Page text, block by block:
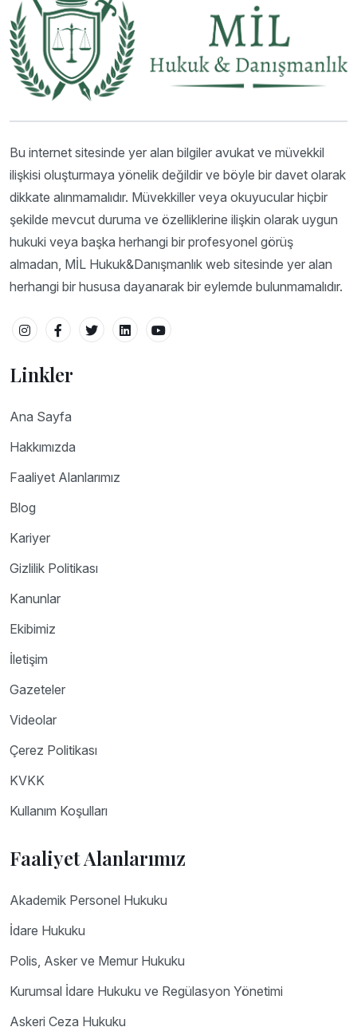
Bu internet sitesinde yer alan bilgiler avukat ve müvekkil
ilişkisi oluşturmaya yönelik değildir ve böyle bir davet olarak
dikkate alınmamalıdır. Müvekkiller veya okuyucular hiçbir
şekilde mevcut duruma ve özelliklerine ilişkin olarak uygun
hukuki veya başka herhangi bir profesyonel görüş
almadan, MİL Hukuk&Danışmanlık web sitesinde yer alan
herhangi bir hususa dayanarak bir eylemde bulunmamalıdır.
Linkler
Ana Sayfa
Hakkımızda
Faaliyet Alanlarımız
Blog
Kariyer
Gizlilik Politikası
Kanunlar
Ekibimiz
İletişim
Gazeteler
Videolar
Çerez Politikası
KVKK
Kullanım Koşulları
Faaliyet Alanlarımız
Akademik Personel Hukuku
İdare Hukuku
Polis, Asker ve Memur Hukuku
Kurumsal İdare Hukuku ve Regülasyon Yönetimi
Askeri Ceza Hukuku